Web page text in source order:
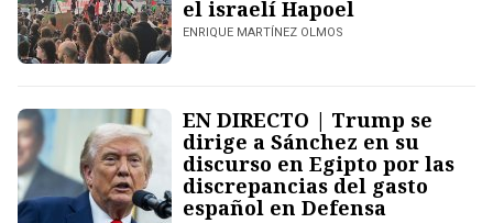
el israelí Hapoel
ENRIQUE MARTÍNEZ OLMOS
EN DIRECTO | Trump se
dirige a Sánchez en su
discurso en Egipto por las
discrepancias del gasto
español en Defensa